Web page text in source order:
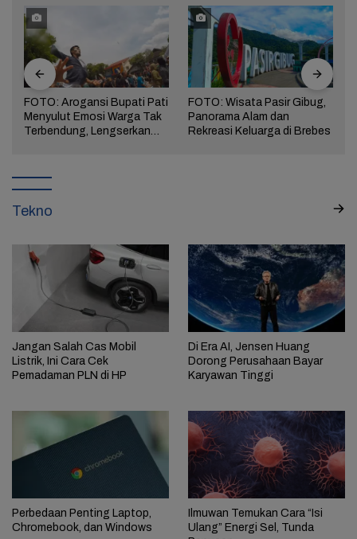
FOTO: Arogansi Bupati Pati
Menyulut Emosi Warga Tak
Terbendung, Lengserkan
FOTO: Wisata Pasir Gibug,
Panorama Alam dan
Rekreasi Keluarga di Brebes
Tekno
Jangan Salah Cas Mobil
Listrik, Ini Cara Cek
Pemadaman PLN di HP
Di Era AI, Jensen Huang
Dorong Perusahaan Bayar
Karyawan Tinggi
Perbedaan Penting Laptop,
Chromebook, dan Windows
Ilmuwan Temukan Cara “Isi
Ulang” Energi Sel, Tunda